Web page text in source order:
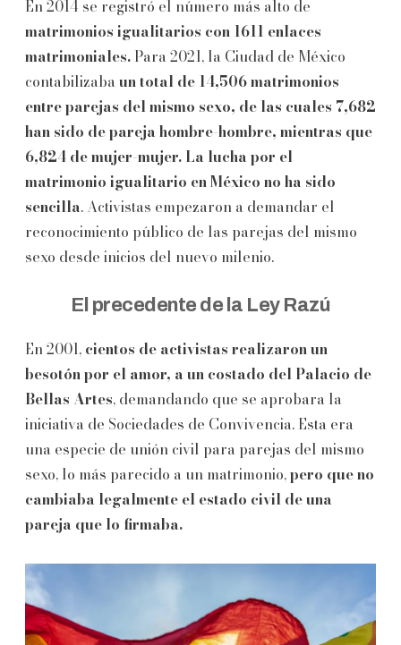
En 2014 se registró el número más alto de
matrimonios igualitarios con 1611 enlaces
matrimoniales. Para 2021, la Ciudad de México
contabilizaba un total de 14,506 matrimonios
entre parejas del mismo sexo, de las cuales 7,682
han sido de pareja hombre-hombre, mientras que
6,824 de mujer-mujer. La lucha por el
matrimonio igualitario en México no ha sido
sencilla. Activistas empezaron a demandar el
reconocimiento público de las parejas del mismo
sexo desde inicios del nuevo milenio.
El precedente de la Ley Razú
En 2001, cientos de activistas realizaron un
besotón por el amor, a un costado del Palacio de
Bellas Artes, demandando que se aprobara la
iniciativa de Sociedades de Convivencia. Esta era
una especie de unión civil para parejas del mismo
sexo, lo más parecido a un matrimonio,pero que no
cambiaba legalmente el estado civil de una
pareja que lo firmaba.